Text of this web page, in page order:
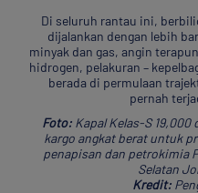
Di seluruh rantau ini,
dijalankan dengan lebih
minyak dan gas, angin
hidrogen, pelakuran –
berada di permulaan
pernah
Foto:Kapal Kelas-S 19,000
kargo angkat berat untuk
penapisan dan petrokimia
Selatan
Kredit: